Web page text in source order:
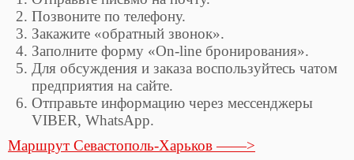
Позвоните по телефону.
Закажите «обратный звонок».
Заполните форму «On-line бронирования».
Для обсуждения и заказа воспользуйтесь чатом
предприятия на сайте.
Отправьте информацию через мессенджеры
VIBER, WhatsApp.
Маршрут Севастополь-Харьков ——>